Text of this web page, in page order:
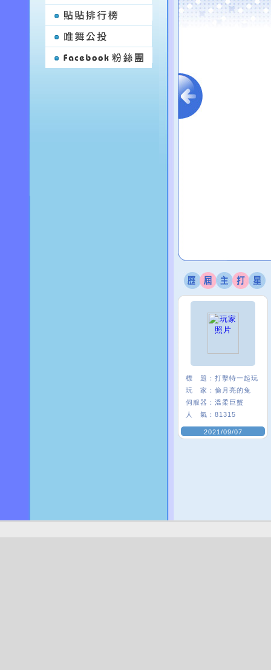
標 題： 打擊特一起玩
玩 家： 偷月亮的兔
伺服器： 溫柔巨蟹
人 氣： 81315
2021/09/07